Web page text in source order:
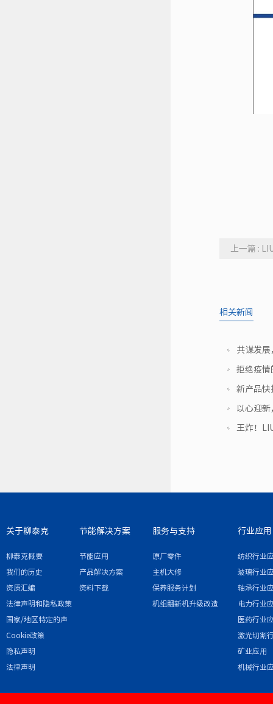
上一篇 :
相关新闻
共谋发
拒绝疫情
新产品
以心迎新
王炸！
关于柳泰克
柳泰克概要
我们的历史
资质汇编
法律声明和隐私政策
国家/地区特定的声
明和/或附录
Cookie政策
隐私声明
法律声明
节能解决方案
节能应用
产品解决方案
资料下载
服务与支持
原厂零件
主机大修
保养服务计划
机组翻新机升级改造
行业应用
纺织行业
玻璃行业
轴承行业
电力行业
医药行业
激光切割
矿业应用
机械行业